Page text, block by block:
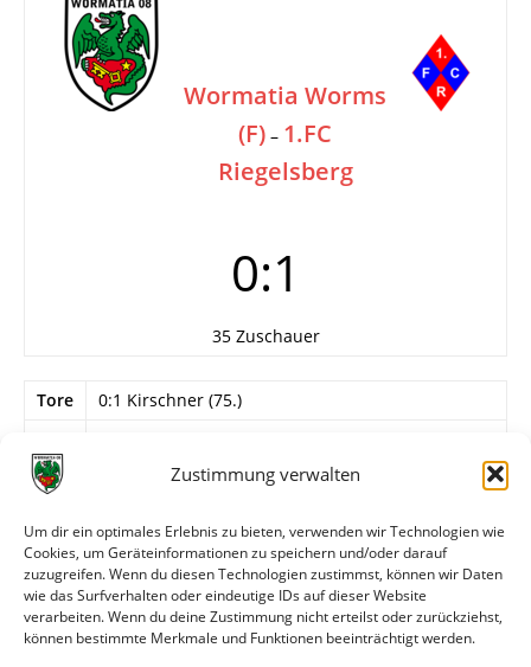
Zustimmung verwalten
Um dir ein optimales Erlebnis zu bieten, verwenden wir Technologien wie
Cookies, um Geräteinformationen zu speichern und/oder darauf
zuzugreifen. Wenn du diesen Technologien zustimmst, können wir Daten
wie das Surfverhalten oder eindeutige IDs auf dieser Website
verarbeiten. Wenn du deine Zustimmung nicht erteilst oder zurückziehst,
können bestimmte Merkmale und Funktionen beeinträchtigt werden.
Wormatia Worms
(F) – 1.FC
Riegelsberg
0:1
35 Zuschauer
Tore
0:1 Kirschner (75.)
Kott – Kuhn, Gajdera, S. Zelt (70. Lamb) , D.
Burkhart (53. Schildhorn) – Ruh, Lovecchio (23.
Ober).